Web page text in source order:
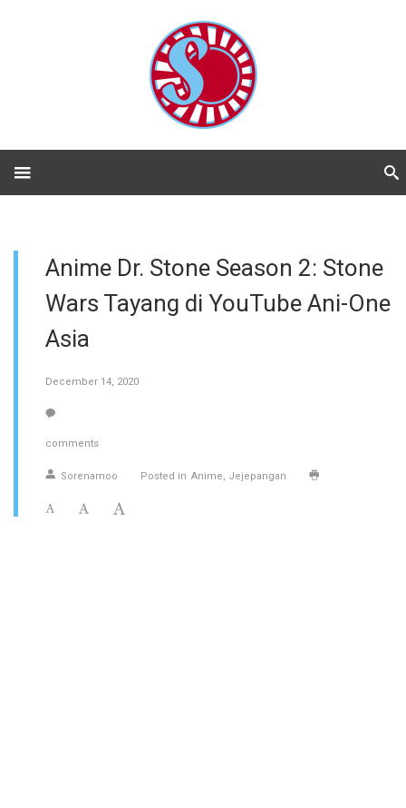
Anime Dr. Stone Season 2: Stone
Wars Tayang di YouTube Ani-One
Asia
December 14, 2020
comments
Sorenamoo Posted in Anime Jejepangan